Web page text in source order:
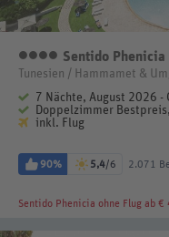
4 Sterne
Sentido Phenicia
Tunesien / Hammamet &
7 Nächte, August 2026 -
Doppelzimmer
inkl. Flug
90% 5,4/6 2.071
Sentido Phenicia ohne Flug ab €